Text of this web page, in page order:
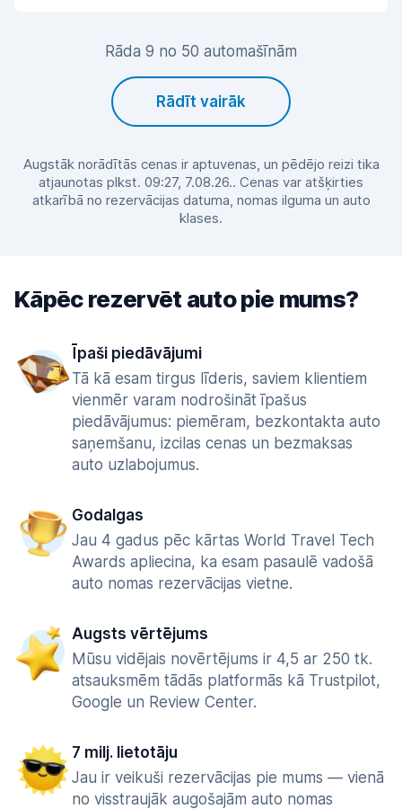
Rāda 9 no 50 automašīnām
Rādīt vairāk
Augstāk norādītās cenas ir aptuvenas, un pēdējo reizi tika
atjaunotas plkst. 09:27, 7.08.26.. Cenas var atšķirties
atkarībā no rezervācijas datuma, nomas ilguma un auto
klases.
Kāpēc rezervēt auto pie mums?
Īpaši piedāvājumi
Tā kā esam tirgus līderis, saviem klientiem
vienmēr varam nodrošināt īpašus
piedāvājumus: piemēram, bezkontakta auto
saņemšanu, izcilas cenas un bezmaksas
auto uzlabojumus.
Godalgas
Jau 4 gadus pēc kārtas World Travel Tech
Awards apliecina, ka esam pasaulē vadošā
auto nomas rezervācijas vietne.
Augsts vērtējums
Mūsu vidējais novērtējums ir 4,5 ar 250 tk.
atsauksmēm tādās platformās kā Trustpilot,
Google un Review Center.
7 milj. lietotāju
Jau ir veikuši rezervācijas pie mums — vienā
no visstraujāk augošajām auto nomas